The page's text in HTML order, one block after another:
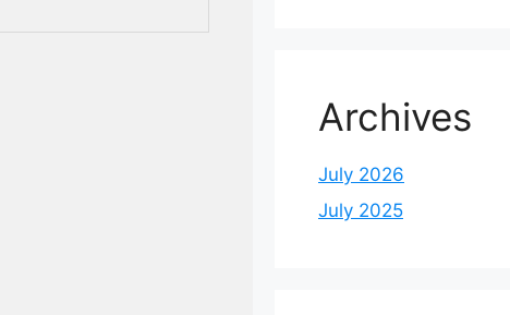
Archives
July 2026
July 2025